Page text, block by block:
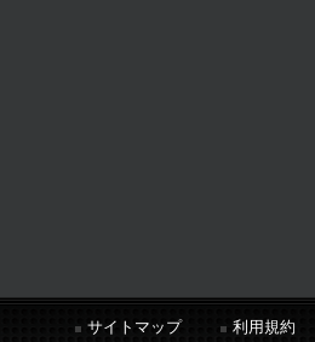
サイトマップ 利用規約